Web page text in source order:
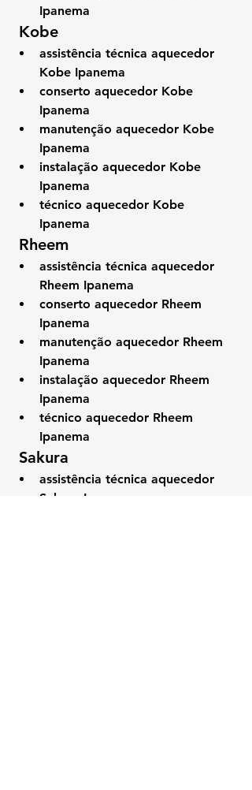
Ipanema
Kobe
assistência técnica aquecedor
Kobe Ipanema
conserto aquecedor Kobe
Ipanema
manutenção aquecedor Kobe
Ipanema
instalação aquecedor Kobe
Ipanema
técnico aquecedor Kobe
Ipanema
Rheem
assistência técnica aquecedor
Rheem Ipanema
conserto aquecedor Rheem
Ipanema
manutenção aquecedor Rheem
Ipanema
instalação aquecedor Rheem
Ipanema
técnico aquecedor Rheem
Ipanema
Sakura
assistência técnica aquecedor
Sakura Ipanema